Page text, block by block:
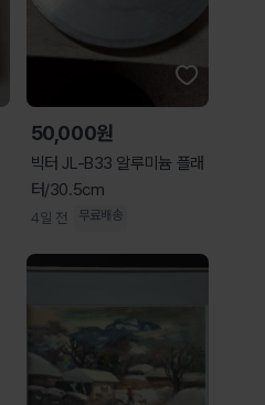
50,000원
빅터 JL-B33 알루미늄 플래
터/30.5cm
4일 전 무료배송